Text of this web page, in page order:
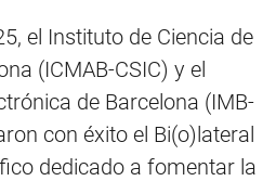
el Instituto de Ciencia de
(ICMAB-CSIC) y el
de Barcelona (IMB-
con éxito el Bi(o)lateral
dedicado a fomentar la